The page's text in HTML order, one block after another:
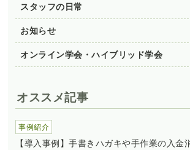
スタッフの日常
お知らせ
オンライン学会・ハイブリッド学会
オススメ記事
事例紹介
【導入事例】手書きハガキや手作業の入金